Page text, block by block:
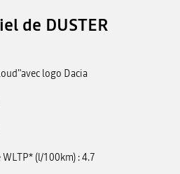
de DUSTER
logo Dacia
(l/100km) 4.7